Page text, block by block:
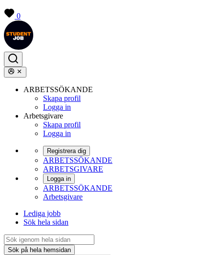
0
ARBETSSÖKANDE
Skapa profil
Logga in
Arbetsgivare
Skapa profil
Logga in
Registrera dig
ARBETSSÖKANDE
ARBETSGIVARE
Logga in
ARBETSSÖKANDE
Arbetsgivare
Lediga jobb
Sök hela sidan